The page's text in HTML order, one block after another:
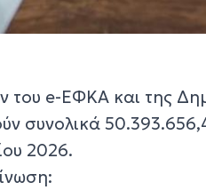
του e-ΕΦΚΑ και της
συνολικά
2026.